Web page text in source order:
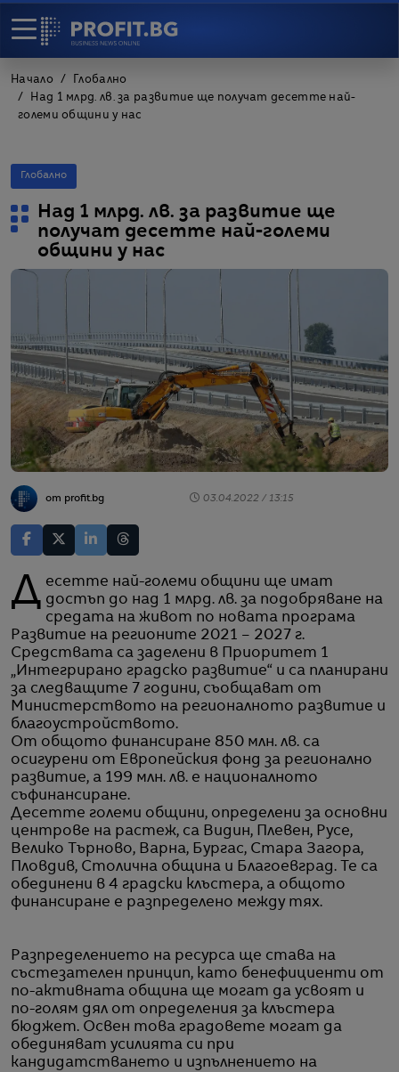
Начало
Глобално
Над 1 млрд. лв. за развитие ще получат десетте най-
големи общини у нас
Глобално
Над 1 млрд. лв. за развитие ще
получат десетте най-големи
общини у нас
от profit.bg 03.04.2022 / 13:15
Десетте най-големи общини ще имат достъп до над 1 млрд. лв. за подобряване на
средата на живот по новата програма
Развитие на регионите 2021 – 2027 г.
Средствата са заделени в Приоритет 1
„Интегрирано градско развитие“ и са планирани
за следващите 7 години, съобщават от
Министерството на регионалното развитие и
благоустройството.
От общото финансиране 850 млн. лв. са
осигурени от Европейския фонд за регионално
развитие, а 199 млн. лв. е националното
съфинансиране.
Десетте големи общини, определени за основни
центрове на растеж, са Видин, Плевен, Русе,
Велико Търново, Варна, Бургас, Стара Загора,
Пловдив, Столична община и Благоевград. Те са
обединени в 4 градски клъстера, а общото
финансиране е разпределено между тях.
Разпределението на ресурса ще става на
състезателен принцип, като бенефициенти от
по-активната община ще могат да усвоят и
по-голям дял от определения за клъстера
бюджет. Освен това градовете могат да
обединяват усилията си при
кандидатстването и изпълнението на